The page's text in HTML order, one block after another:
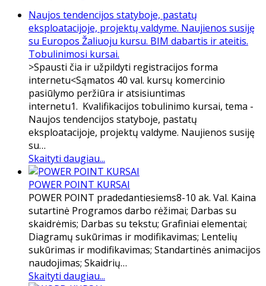
Naujos tendencijos statyboje, pastatų
eksploatacijoje, projektų valdyme. Naujienos susiję
su Europos Žaliuoju kursu. BIM dabartis ir ateitis.
Tobulinimosi kursai.
​​>Spausti čia ir užpildyti registracijos forma
internetu<Sąmatos 40 val. kursų komercinio
pasiūlymo peržiūra ir atsisiuntimas
internetu1. Kvalifikacijos tobulinimo kursai, tema -
Naujos tendencijos statyboje, pastatų
eksploatacijoje, projektų valdyme. Naujienos susiję
su…
Skaityti daugiau...
POWER POINT KURSAI
POWER POINT pradedantiesiems8-10 ak. Val. Kaina
sutartinė Programos darbo rėžimai; Darbas su
skaidrėmis; Darbas su tekstu; Grafiniai elementai;
Diagramų sukūrimas ir modifikavimas; Lentelių
sukūrimas ir modifikavimas; Standartinės animacijos
naudojimas; Skaidrių…
Skaityti daugiau...